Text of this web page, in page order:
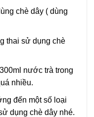
chè dây ( dùng
thai sử dụng chè
nước trà trong
nhiều.
đến một số loại
dụng chè dây nhé.